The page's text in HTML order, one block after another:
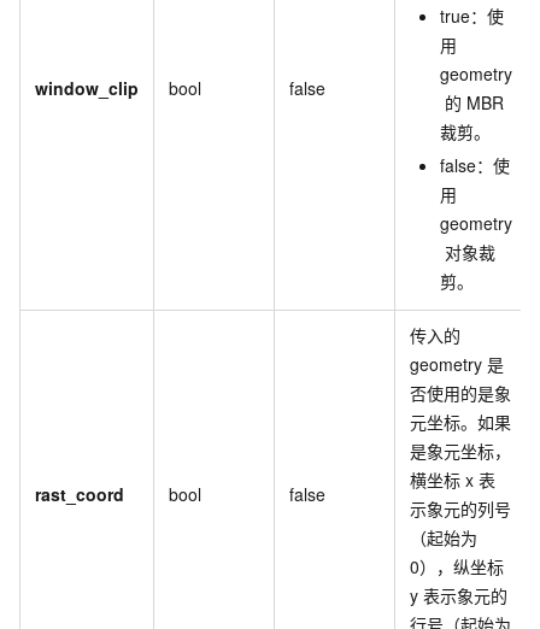
window_clip bool false
true：使
用
geometry
的 MBR
裁剪。
false：使
用
geometry
对象裁
剪。
rast_coord bool false
传入的
geometry 是
否使用的是象
元坐标。如果
是象元坐标，
横坐标 x 表
示象元的列号
（起始为
0），纵坐标
y 表示象元的